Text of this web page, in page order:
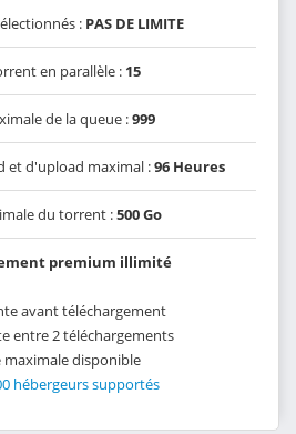
: PAS DE LIMITE
en parallèle : 15
de la queue :999
et d'upload maximal :96 Heures
du torrent :500 Go
premium illimité
avant téléchargement
entre 2 téléchargements
maximale disponible
hébergeurs supportés